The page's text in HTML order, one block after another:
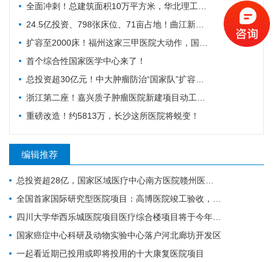
全面冲刺！总建筑面积10万平方米，华北理工大学附属医院花海院区一期工程加速成型
24.5亿投资、798张床位、71亩占地！曲江新区医院的"最后一公里"冲刺
扩容至2000床！福州这家三甲医院大动作，国家级防治基地预计2028年建成
首个综合性国家医学中心来了！
总投资超30亿元！中大肿瘤防治“国家队”扩容，绘就健康天河新蓝图
浙江第二座！嘉兴质子肿瘤医院新建项目动工，10亿投资守护健康嘉兴
重磅改造！约5813万，长沙这所医院将蜕变！
编辑推荐
总投资超28亿，国家区域医疗中心南方医院赣州医院开工建设
全国首家国际研究型医院项目：高博医院竣工验收，明年投入运营
四川大学华西乐城医院项目医疗综合楼项目将于今年竣工
国家癌症中心科研及动物实验中心落户河北廊坊开发区
一起看近期已投用或即将投用的十大康复医院项目